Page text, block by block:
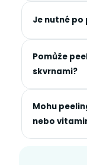
Je nutné po
Pomůže
skvrnami?
Mohu
nebo